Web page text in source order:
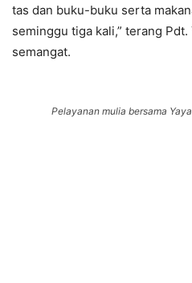
tas dan buku-buku serta
seminggu tiga kali,” terang
semangat.
Pelayanan mulia bersama